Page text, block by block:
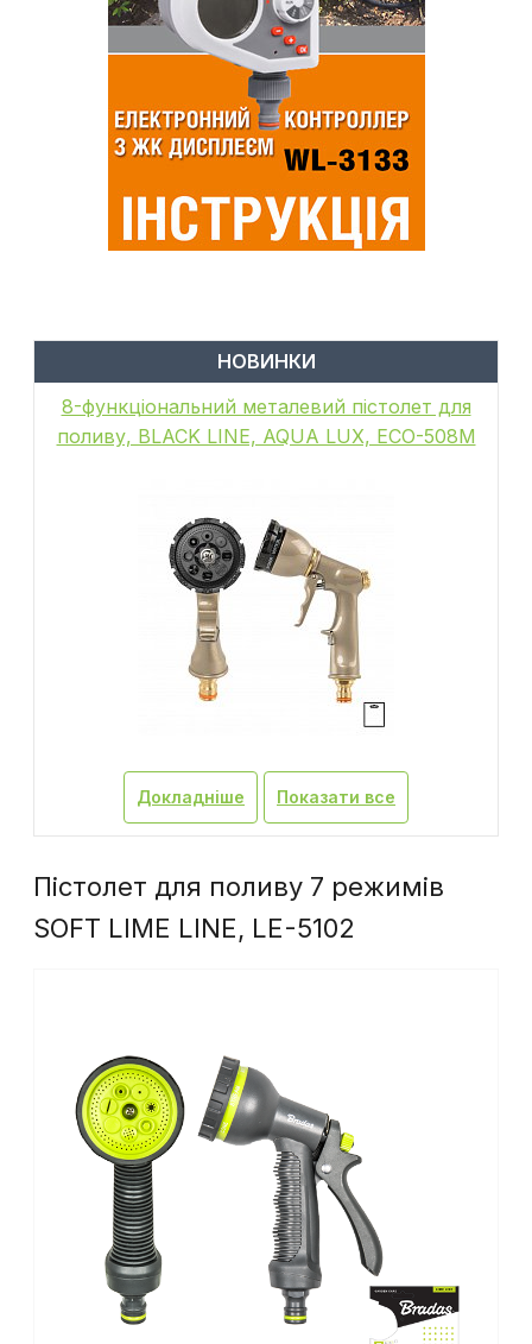
НОВИНКИ
8-функціональний металевий пістолет для
поливу, BLACK LINE, AQUA LUX, ECO-508M
Докладніше Показати все
Пістолет для поливу 7 режимів
SOFT LIME LINE, LE-5102